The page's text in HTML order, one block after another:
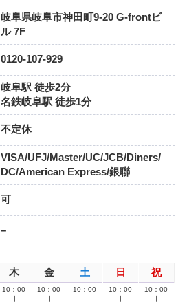
岐阜県岐阜市神田町9-20 G-frontビ
ル 7F
0120-107-929
岐阜駅 徒歩2分
名鉄岐阜駅 徒歩1分
不定休
VISA/UFJ/Master/UC/JCB/Diners/
DC/American Express/銀聯
可
–
木 金 土 日 祝
10：00
10：00
10：00
10：00
10：00